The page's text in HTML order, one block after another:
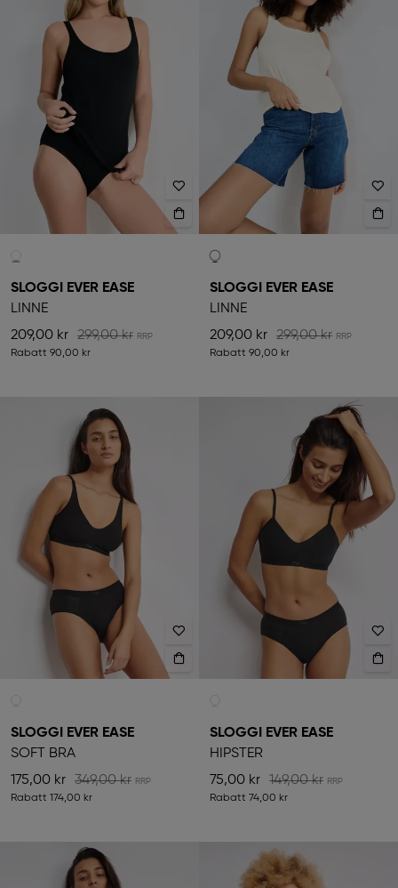
SLOGGI EVER EASE
LINNE
209,00 kr
299,00 kr
Rabatt 90,00 kr
SLOGGI EVER EASE
LINNE
209,00 kr
299,00 kr
Rabatt 90,00 kr
SLOGGI EVER EASE
SOFT BRA
175,00 kr
349,00 kr
Rabatt 174,00 kr
SLOGGI EVER EASE
HIPSTER
75,00 kr
149,00 kr
Rabatt 74,00 kr